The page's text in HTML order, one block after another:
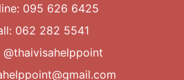
095 626 6425
062 282 5541
@thaivisahelppoint